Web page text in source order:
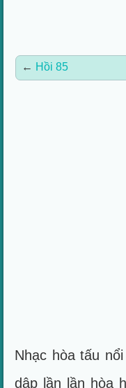
← Hồi 85
Nhạc hòa tấu
dập lần lần hòa